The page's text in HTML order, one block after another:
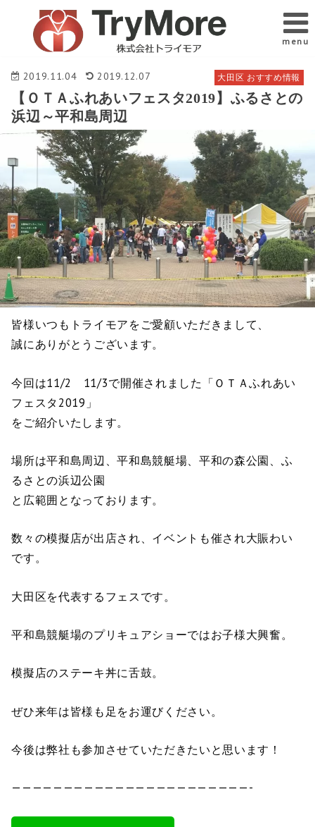
menu
大田区 おすすめ情報
2019.11.04 2019.12.07
【ＯＴＡふれあいフェスタ2019】ふるさとの
浜辺～平和島周辺
皆様いつもトライモアをご愛顧いただきまして、
誠にありがとうございます。
今回は11/2 11/3で開催されました「ＯＴＡふれあい
フェスタ2019」
をご紹介いたします。
場所は平和島周辺、平和島競艇場、平和の森公園、ふ
るさとの浜辺公園
と広範囲となっております。
数々の模擬店が出店され、イベントも催され大賑わい
です。
大田区を代表するフェスです。
平和島競艇場のプリキュアショーではお子様大興奮。
模擬店のステーキ丼に舌鼓。
ぜひ来年は皆様も足をお運びください。
今後は弊社も参加させていただきたいと思います！
———————————————————————-